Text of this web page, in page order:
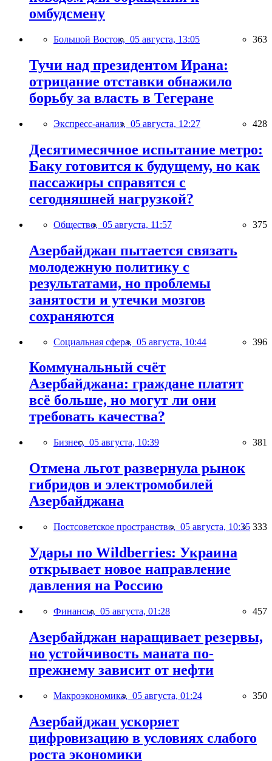
омбудсмену
Большой Восток, 05 августа, 13:05 363
Тучи над президентом Ирана:
отрицание отставки обнажило
борьбу за власть в Тегеране
Экспресс-анализ, 05 августа, 12:27 428
Десятимесячное испытание метро:
Баку готовится к будущему, но как
пассажиры справятся с
сегодняшней нагрузкой?
Общество, 05 августа, 11:57 375
Азербайджан пытается связать
молодежную политику с
результатами, но проблемы
занятости и утечки мозгов
сохраняются
Социальная сфера, 05 августа, 10:44 396
Коммунальный счёт
Азербайджана: граждане платят
всё больше, но могут ли они
требовать качества?
Бизнес, 05 августа, 10:39 381
Отмена льгот развернула рынок
гибридов и электромобилей
Азербайджана
Постсоветское пространство, 05 августа, 10:35 333
Удары по Wildberries: Украина
открывает новое направление
давления на Россию
Финансы, 05 августа, 01:28 457
Азербайджан наращивает резервы,
но устойчивость маната по-
прежнему зависит от нефти
Макроэкономика, 05 августа, 01:24 350
Азербайджан ускоряет
цифровизацию в условиях слабого
роста экономики